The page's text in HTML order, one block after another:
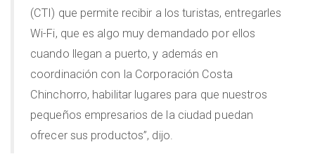
(CTI) que permite recibir a los turistas, entregarles
Wi-Fi, que es algo muy demandado por ellos
cuando llegan a puerto, y además en
coordinación con la Corporación Costa
Chinchorro, habilitar lugares para que nuestros
pequeños empresarios de la ciudad puedan
ofrecer sus productos”, dijo.